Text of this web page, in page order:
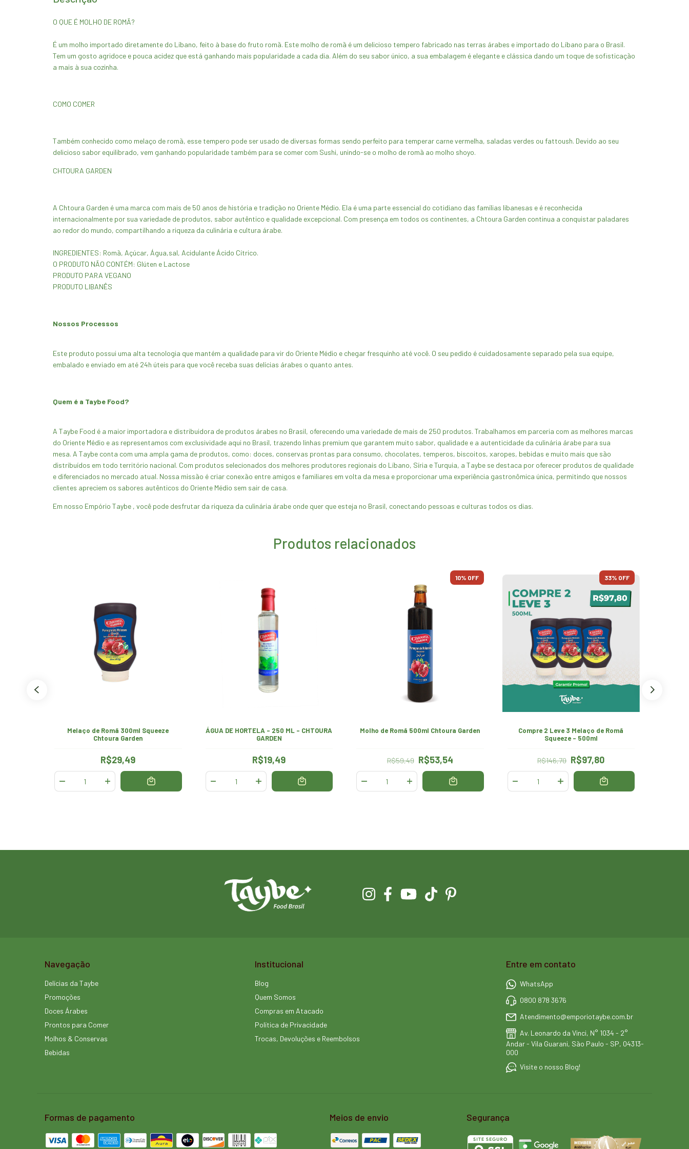
O QUE É MOLHO DE ROMÃ?
É um molho importado diretamente do Líbano, feito à base do fruto romã. Este molho de romã é um delicioso tempero fabricado nas terras árabes e importado do Líbano para o Brasil.
Tem um gosto agridoce e pouca acidez que está ganhando mais popularidade a cada dia. Além do seu sabor único, a sua embalagem é elegante e clássica dando um toque de sofisticação
a mais à sua cozinha.
COMO COMER
Também conhecido como melaço de romã, esse tempero pode ser usado de diversas formas sendo perfeito para temperar carne vermelha, saladas verdes ou fattoush. Devido ao seu
delicioso sabor equilibrado, vem ganhando popularidade também para se comer com Sushi, unindo-se o molho de romã ao molho shoyo.
CHTOURA GARDEN
A Chtoura Garden é uma marca com mais de 50 anos de história e tradição no Oriente Médio. Ela é uma parte essencial do cotidiano das famílias libanesas e é reconhecida
internacionalmente por sua variedade de produtos, sabor autêntico e qualidade excepcional. Com presença em todos os continentes, a Chtoura Garden continua a conquistar paladares
ao redor do mundo, compartilhando a riqueza da culinária e cultura árabe.
INGREDIENTES: Romã, Açúcar, Água,sal, Acidulante Ácido Cítrico.
O PRODUTO NÃO CONTÉM: Glúten e Lactose
PRODUTO PARA VEGANO
PRODUTO LIBANÊS
Nossos Processos
Este produto possui uma alta tecnologia que mantém a qualidade para vir do Oriente Médio e chegar fresquinho até você. O seu pedido é cuidadosamente separado pela sua equipe,
embalado e enviado em até 24h úteis para que você receba suas delícias árabes o quanto antes.
Quem é a Taybe Food?
A Taybe Food é a maior importadora e distribuidora de produtos árabes no Brasil, oferecendo uma variedade de mais de 250 produtos. Trabalhamos em parceria com as melhores marcas
do Oriente Médio e as representamos com exclusividade aqui no Brasil, trazendo linhas premium que garantem muito sabor, qualidade e a autenticidade da culinária árabe para sua
mesa. A Taybe conta com uma ampla gama de produtos, como: doces, conservas prontas para consumo, chocolates, temperos, biscoitos, xaropes, bebidas e muito mais que são
distribuídos em todo território nacional. Com produtos selecionados dos melhores produtores regionais do Líbano, Síria e Turquia, a Taybe se destaca por oferecer produtos de qualidade
e diferenciados no mercado atual. Nossa missão é criar conexão entre amigos e familiares em volta da mesa e proporcionar uma experiência gastronômica única, permitindo que nossos
clientes apreciem os sabores autênticos do Oriente Médio sem sair de casa.
Em nosso Empório Taybe , você pode desfrutar da riqueza da culinária árabe onde quer que esteja no Brasil, conectando pessoas e culturas todos os dias.
Produtos relacionados
Melaço de Romã 300ml Squeeze
Chtoura Garden
R$29,49
ÁGUA DE HORTELA - 250 ML - CHTOURA
GARDEN
R$19,49
10% OFF
Molho de Romã 500ml Chtoura Garden
R$59,49 R$53,54
33% OFF
Compre 2 Leve 3 Melaço de Romã
Squeeze - 500ml
R$146,70 R$97,80
Navegação
Delícias da Taybe
Promoções
Doces Árabes
Prontos para Comer
Molhos & Conservas
Bebidas
Institucional
Blog
Quem Somos
Compras em Atacado
Política de Privacidade
Trocas, Devoluções e Reembolsos
Entre em contato
WhatsApp
0800 878 3676
Atendimento@emporiotaybe.com.br
Av. Leonardo da Vinci, N° 1034 - 2°
Andar - Vila Guarani, São Paulo - SP, 04313-
000
Visite o nosso Blog!
Formas de pagamento Meios de envio Segurança